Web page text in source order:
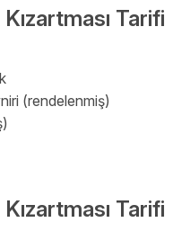
Tarifi
(rendelenmiş)
Tarifi